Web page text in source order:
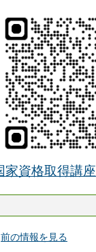
家資格取得講
前の情報を見る